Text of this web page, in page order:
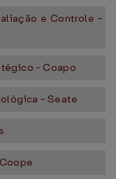
e Controle -
- Coapo
- Seate